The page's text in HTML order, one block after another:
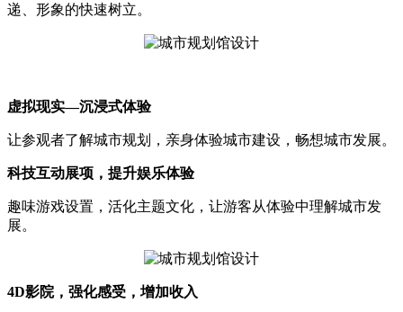
递、形象的快速树立。
虚拟现实—沉浸式体验
让参观者了解城市规划，亲身体验城市建设，畅想城市发展。
科技互动展项，提升娱乐体验
趣味游戏设置，活化主题文化，让游客从体验中理解城市发
展。
4D影院，强化感受，增加收入